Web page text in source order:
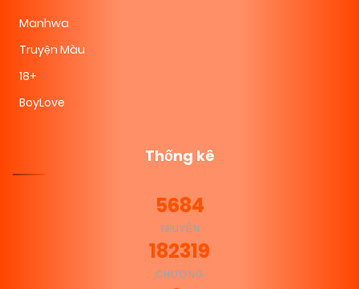
Manhwa
Truyện Màu
18+
BoyLove
Thống kê
5684
TRUYỆN
182319
CHƯƠNG